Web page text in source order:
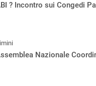
? Incontro sui Congedi
Nazionale